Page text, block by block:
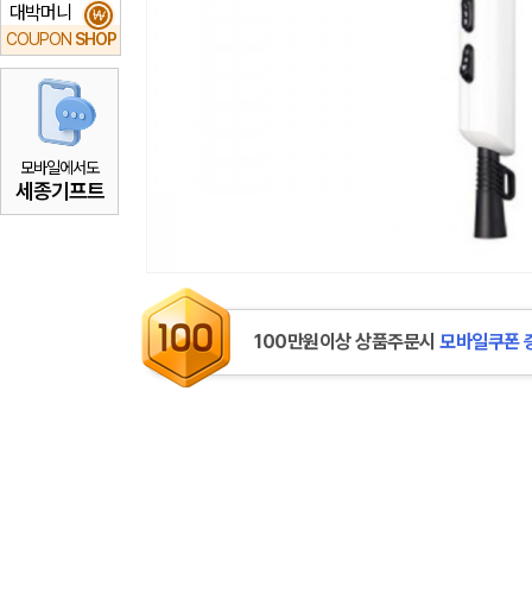
대박머니
COUPON SHOP
₩
모바일에서도
세종기프트
100만원이상 상품주문시 모바일쿠폰